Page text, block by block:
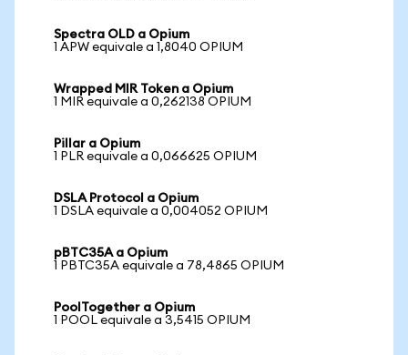
Spectra OLD a Opium
1 APW equivale a 1,8040 OPIUM
Wrapped MIR Token a Opium
1 MIR equivale a 0,262138 OPIUM
Pillar a Opium
1 PLR equivale a 0,066625 OPIUM
DSLA Protocol a Opium
1 DSLA equivale a 0,004052 OPIUM
pBTC35A a Opium
1 PBTC35A equivale a 78,4865 OPIUM
PoolTogether a Opium
1 POOL equivale a 3,5415 OPIUM